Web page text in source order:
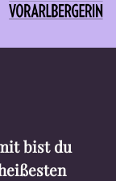
bist du